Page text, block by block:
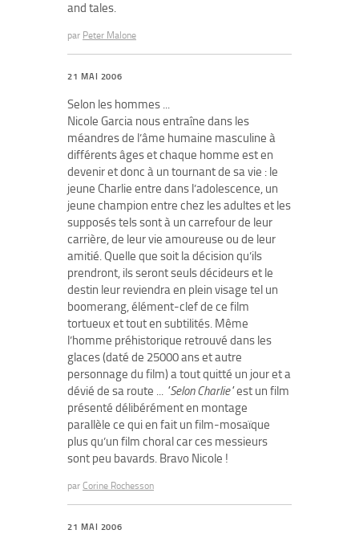
and tales.
par Peter Malone
21 MAI 2006
Selon les hommes ...
Nicole Garcia nous entraîne dans les
méandres de l’âme humaine masculine à
différents âges et chaque homme est en
devenir et donc à un tournant de sa vie : le
jeune Charlie entre dans l’adolescence, un
jeune champion entre chez les adultes et les
supposés tels sont à un carrefour de leur
carrière, de leur vie amoureuse ou de leur
amitié. Quelle que soit la décision qu’ils
prendront, ils seront seuls décideurs et le
destin leur reviendra en plein visage tel un
boomerang, élément-clef de ce film
tortueux et tout en subtilités. Même
l’homme préhistorique retrouvé dans les
glaces (daté de 25000 ans et autre
personnage du film) a tout quitté un jour et a
dévié de sa route ... "Selon Charlie"est un film
présenté délibérément en montage
parallèle ce qui en fait un film-mosaïque
plus qu’un film choral car ces messieurs
sont peu bavards. Bravo Nicole !
par Corine Rochesson
21 MAI 2006